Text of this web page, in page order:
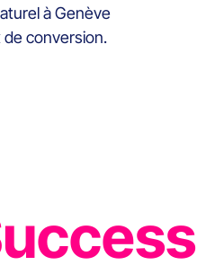
à Genève
conversion.